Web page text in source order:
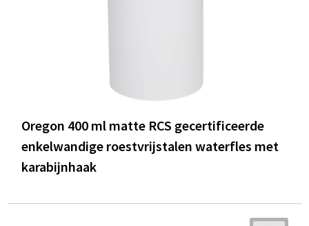
Oregon 400 ml matte RCS gecertificeerde
enkelwandige roestvrijstalen waterfles met
karabijnhaak